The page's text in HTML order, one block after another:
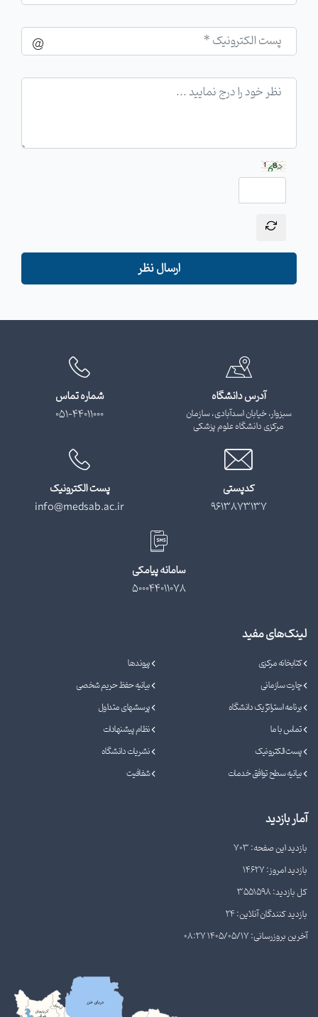
ارسال نظر
آدرس دانشگاه
سبزوار، خیابان اسدآبادی، سازمان
مرکزی دانشگاه علوم پزشکی
شماره تماس
051-44011000
کدپستی
9613873137
پست الکترونیک
info@medsab.ac.ir
سامانه پیامکی
500044011078
لینک‌های مفید
کتابخانه مرکزی
پیوندها
چارت سازمانی
بیانیه حفظ حریم شخصی
برنامه استراتژیک دانشگاه
پرسشهای متداول
تماس با ما
نظام پیشنهادات
پست الکترونیک
نشریات دانشگاه
بیانیه سطح توافق خدمات
شفافیت
آمار بازدید
بازدید این صفحه: 703
بازدید امروز: 14627
کل بازدید: 3551598
بازدید کنندگان آنلاین: 24
آخرین بروزرسانی: 1405/05/17 08:27